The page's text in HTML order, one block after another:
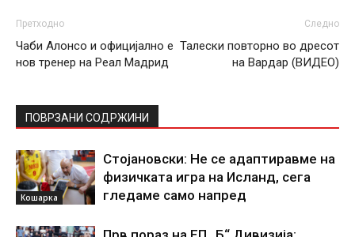
Претходно
Чаби Алонсо и официјално е
нов тренер на Реал Мадрид
Следно
Талески повторно во дресот
на Вардар (ВИДЕО)
ПОВРЗАНИ СОДРЖИНИ
Кошарка
Стојановски: Не се адаптиравме на
физичката игра на Исланд, сега
гледаме само напред